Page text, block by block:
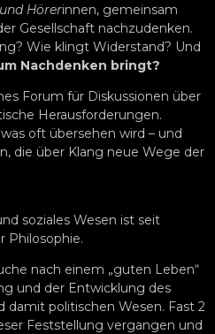
Hörerinnen, gemeinsam
Gesellschaft nachzudenken.
Wie klingt Widerstand? Und
Nachdenken bringt?
Forum für Diskussionen über
Herausforderungen.
oft übersehen wird – und
die über Klang neue Wege der
soziales Wesen ist seit
Philosophie.
nach einem „guten Leben“
und der Entwicklung des
damit politischen Wesen. Fast 2
Feststellung vergangen und